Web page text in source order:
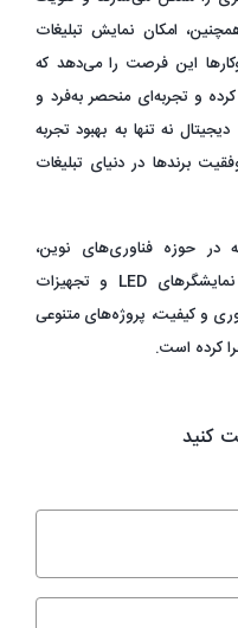
امکان نمایش تبلیغات
این فرصت را می‌دهد که
کرده و تجربه‌ای منحصر به‌فرد و
نه تنها به بهبود تجربه
برندها در دنیای تبلیغات
در حوزه فناوری‌های نوین،
ارائه‌دهنده خدمات تخصصی در زمینه نمایشگرهای LED و تجهیزات
و کیفیت، پروژه‌های متنوعی
کرده است.
کنید